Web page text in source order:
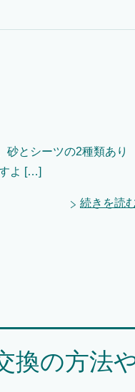
砂とシーツの2種類あり
よ […]
続きを読
換の方法